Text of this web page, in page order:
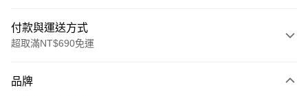
付款與運送方式
超取滿NT$690免運
信用卡一次付款
品牌